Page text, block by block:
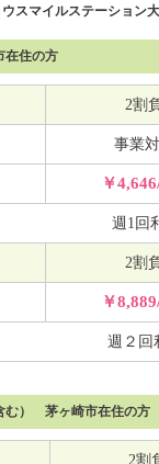
ウスマイルステーション
在住の方
2割
事業
￥
週1回
2割
￥
週２回
む） 茅ヶ崎市在住の方
2割